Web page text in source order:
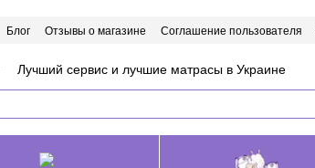
Блог Отзывы о магазине Соглашение пользователя
Лучший сервис и лучшие матрасы в Украине